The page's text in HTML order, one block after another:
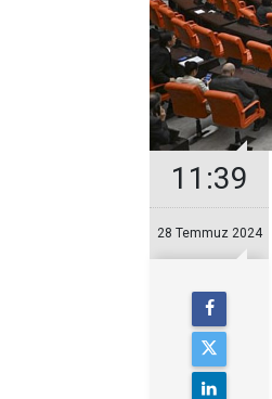
11:39
28 Temmuz 2024